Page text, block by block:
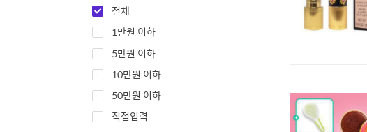
전체
1만원 이하
5만원 이하
10만원 이하
50만원 이하
직접입력